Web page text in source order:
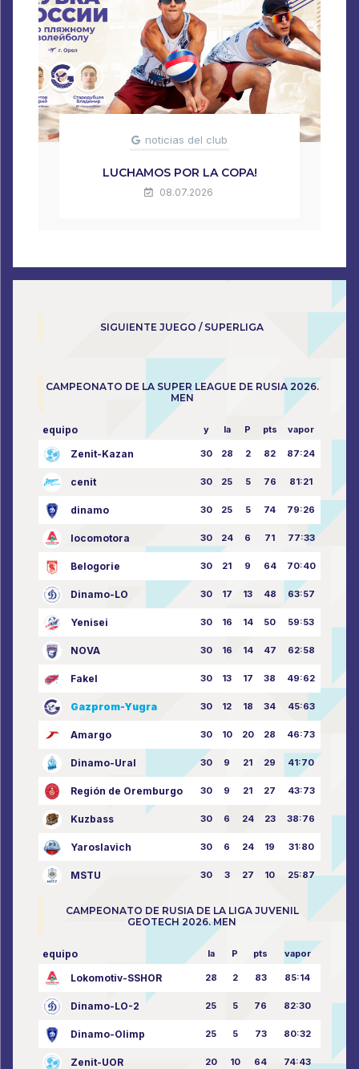
noticias del club
LUCHAMOS POR LA COPA!
08.07.2026
SIGUIENTE JUEGO / SUPERLIGA
CAMPEONATO DE LA SUPER LEAGUE DE RUSIA 2026.
MEN
equipo y la P pts vapor
Zenit-Kazan 30 28 2 82 87:24
cenit 30 25 5 76 81:21
dinamo 30 25 5 74 79:26
locomotora 30 24 6 71 77:33
Belogorie 30 21 9 64 70:40
Dinamo-LO 30 17 13 48 63:57
Yenisei 30 16 14 50 59:53
NOVA 30 16 14 47 62:58
Fakel 30 13 17 38 49:62
Gazprom-Yugra 30 12 18 34 45:63
Amargo 30 10 20 28 46:73
Dinamo-Ural 30 9 21 29 41:70
Región de Oremburgo 30 9 21 27 43:73
Kuzbass 30 6 24 23 38:76
Yaroslavich 30 6 24 19 31:80
MSTU 30 3 27 10 25:87
CAMPEONATO DE RUSIA DE LA LIGA JUVENIL
GEOTECH 2026. MEN
equipo la P pts vapor
Lokomotiv-SSHOR 28 2 83 85:14
Dinamo-LO-2 25 5 76 82:30
Dinamo-Olimp 25 5 73 80:32
Zenit-UOR 20 10 64 74:43